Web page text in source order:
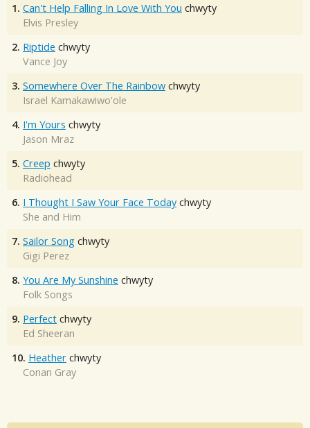
1. Can't Help Falling In Love With You chwyty
Elvis Presley
2. Riptide chwyty
Vance Joy
3. Somewhere Over The Rainbow chwyty
Israel Kamakawiwo'ole
4. I'm Yours chwyty
Jason Mraz
5. Creep chwyty
Radiohead
6. I Thought I Saw Your Face Today chwyty
She and Him
7. Sailor Song chwyty
Gigi Perez
8. You Are My Sunshine chwyty
Folk Songs
9. Perfect chwyty
Ed Sheeran
10. Heather chwyty
Conan Gray